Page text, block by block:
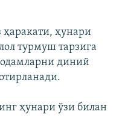
ҳаракати, ҳунари
турмуш тарзига
одамларни диний
ҳунари ўзи билан